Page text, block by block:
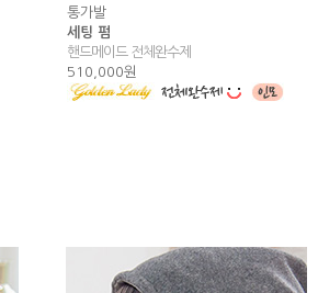
통가발
세팅 펌
핸드메이드 전체완수제
510,000원